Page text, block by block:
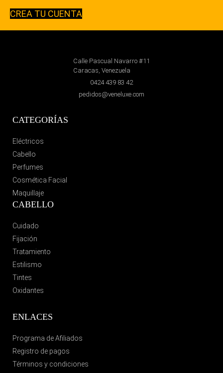
CREA TU CUENTA
Calle Pascual Navarro #11
Caracas, Venezuela
0424 439 83 42
pedidos@veneluxe.com
CATEGORÍAS
Eléctricos
Cabello
Perfumes
Cosmética Facial
Maquillaje
CABELLO
Cuidado
Fijación
Tratamiento
Estilismo
Tintes
Oxidantes
ENLACES
Programa de Afiliados
Registro de pagos
Términos y condiciones